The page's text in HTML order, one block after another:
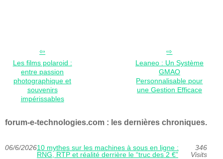
Les films polaroid :
entre passion
photographique et
souvenirs
impérissables
Leaneo : Un Système
GMAO
Personnalisable pour
une Gestion Efficace
forum-e-technologies.com : les dernières chroniques.
06/6/202610 mythes sur les machines à sous en ligne :
RNG, RTP et réalité derrière le “truc des 2 €”
346
Visits